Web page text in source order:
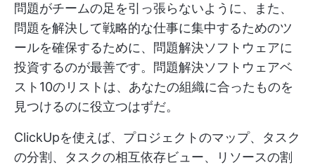
問題がチームの足を引っ張らないように、また、
問題を解決して戦略的な仕事に集中するためのツ
ールを確保するために、問題解決ソフトウェアに
投資するのが最善です。問題解決ソフトウェアベ
スト10のリストは、あなたの組織に合ったものを
見つけるのに役立つはずだ。
ClickUpを使えば、プロジェクトのマップ、タスク
の分割、タスクの相互依存ビュー、リソースの割